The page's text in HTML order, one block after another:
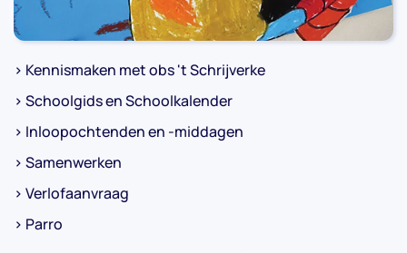
> Kennismaken met obs 't Schrijverke
> Schoolgids en Schoolkalender
> Inloopochtenden en -middagen
> Samenwerken
> Verlofaanvraag
> Parro